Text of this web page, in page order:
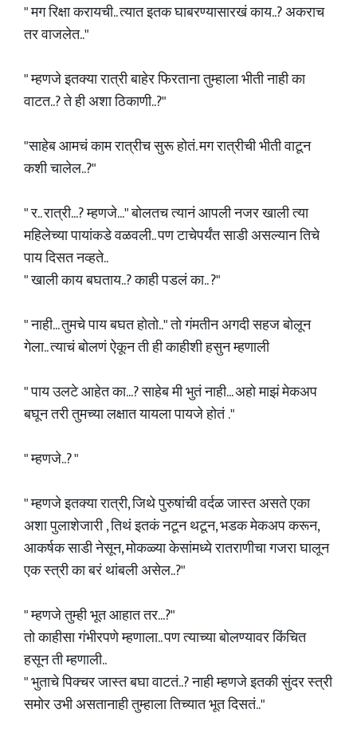
" मग रिक्षा करायची.. त्यात इतक घाबरण्यासारखं काय..? अकराच
तर वाजलेत.."
" म्हणजे इतक्या रात्री बाहेर फिरताना तुम्हाला भीती नाही का
वाटत..? ते ही अशा ठिकाणी..?"
"साहेब आमचं काम रात्रीच सुरू होतं. मग रात्रीची भीती वाटून
कशी चालेल..?"
" र.. रात्री...? म्हणजे..." बोलतच त्यानं आपली नजर खाली त्या
महिलेच्या पायांकडे वळवली.. पण टाचेपर्यंत साडी असल्यान तिचे
पाय दिसत नव्हते..
" खाली काय बघताय..? काही पडलं का.. ?"
" नाही... तुमचे पाय बघत होतो.." तो गंमतीन अगदी सहज बोलून
गेला.. त्याचं बोलणं ऐकून ती ही काहीशी हसुन म्हणाली
" पाय उलटे आहेत का...? साहेब मी भुतं नाही... अहो माझं मेकअप
बघून तरी तुमच्या लक्षात यायला पायजे होतं ."
" म्हणजे..? "
" म्हणजे इतक्या रात्री, जिथे पुरुषांची वर्दळ जास्त असते एका
अशा पुलाशेजारी , तिथं इतकं नटून थटून, भडक मेकअप करून,
आकर्षक साडी नेसून, मोकळ्या केसांमध्ये रातराणीचा गजरा घालून
एक स्त्री का बरं थांबली असेल..?"
" म्हणजे तुम्ही भूत आहात तर...?"
तो काहीसा गंभीरपणे म्हणाला.. पण त्याच्या बोलण्यावर किंचित
हसून ती म्हणाली..
" भुताचे पिक्चर जास्त बघा वाटतं..? नाही म्हणजे इतकी सुंदर स्त्री
समोर उभी असतानाही तुम्हाला तिच्यात भूत दिसतं.."